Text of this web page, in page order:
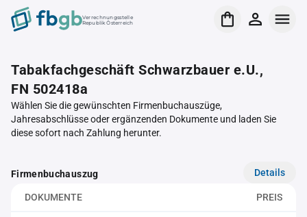
Verrechnungsstelle
Republik Österreich
Tabakfachgeschäft Schwarzbauer e.U.,
FN 502418a
Wählen Sie die gewünschten Firmenbuchauszüge,
Jahresabschlüsse oder ergänzenden Dokumente und laden Sie
diese sofort nach Zahlung herunter.
Firmenbuchauszug Details
DOKUMENTE PREIS